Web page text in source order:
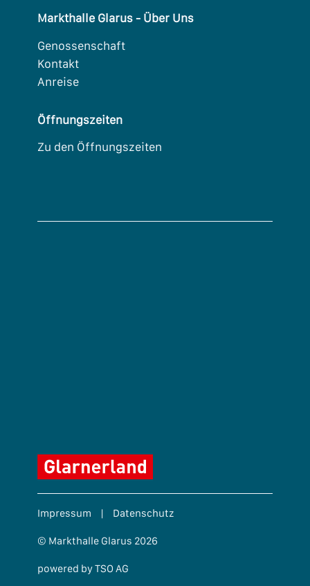
Markthalle Glarus - Über Uns
Genossenschaft
Kontakt
Anreise
Öffnungszeiten
Zu den Öffnungszeiten
Impressum | Datenschutz
© Markthalle Glarus 2026
powered by TSO AG